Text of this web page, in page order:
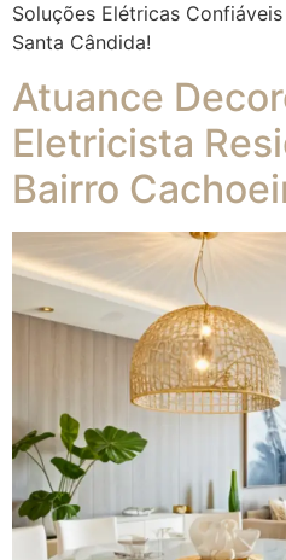
Soluções Elétricas
Santa Cândida!
Atuance
Eletricista
Bairro